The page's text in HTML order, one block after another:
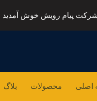
پیام رویش خوش آمدید
اصلی محصولات بلاگ